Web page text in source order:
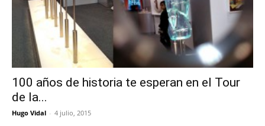
100 años de historia te esperan en el Tour
de la...
Hugo Vidal - 4 julio, 2015